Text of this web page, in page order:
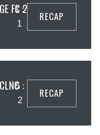
FC 2
1 :
1
RECAP
5 :
2
RECAP